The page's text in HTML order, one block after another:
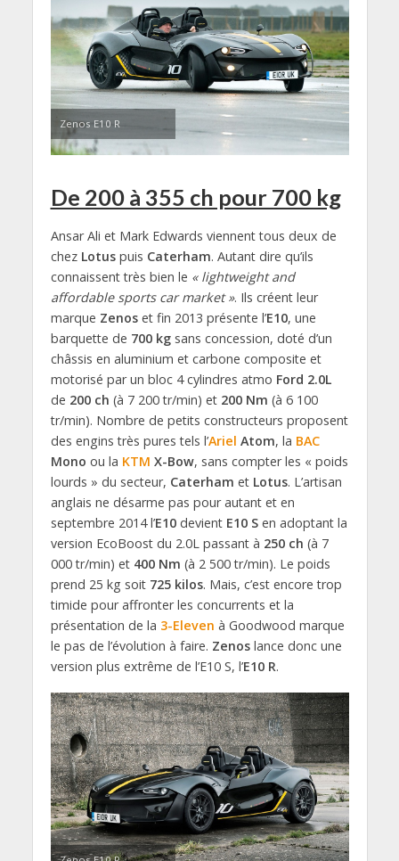
Zenos E10 R
De 200 à 355 ch pour 700 kg
Ansar Ali et Mark Edwards viennent tous deux de
chez Lotuspuis Caterham. Autant dire qu’ils
connaissent très bien le « lightweight and
affordable sports car market ». Ils créent leur
marque Zenoset fin 2013 présente l’E10, une
barquette de 700 kgsans concession, doté d’un
châssis en aluminium et carbone composite et
motorisé par un bloc 4 cylindres atmo Ford 2.0L
de 200 ch (à 7 200 tr/min) et200 Nm (à 6 100
tr/min). Nombre de petits constructeurs proposent
des engins très pures tels l’Ariel Atom, la BAC
Mono ou la KTM X-Bow, sans compter les « poids
lourds » du secteur, Caterham et Lotus. L’artisan
anglais ne désarme pas pour autant et en
septembre 2014 l’E10devientE10 Sen adoptant la
version EcoBoost du 2.0L passant à 250 ch (à 7
000 tr/min) et 400 Nm (à 2 500 tr/min). Le poids
prend 25 kg soit 725 kilos. Mais, c’est encore trop
timide pour affronter les concurrents et la
présentation de la 3-Eleven à Goodwood marque
le pas de l’évolution à faire. Zenoslance donc une
version plus extrême de l’E10 S, l’E10 R.